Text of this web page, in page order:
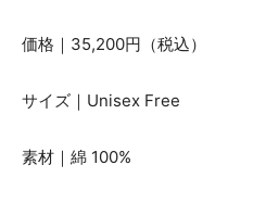
価格｜35,200円（税込）
サイズ｜Unisex Free
素材｜綿 100%